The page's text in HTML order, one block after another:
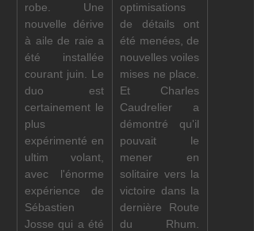
robe. Une
nouvelle dérive
à aile de raie a
été installée
courant juin. Le
duo est
certainement le
plus
expérimenté en
ultim volant,
avec l'énorme
expérience de
Sébastien
Josse qui a été
optimisations
de détails ont
été menées, de
nouvelles voiles
mises ne place.
Et Charles
Caudrelier a
démontré qu'il
pouvait le
mener en
solitaire vers la
victoire dans la
dernière Route
du Rhum.